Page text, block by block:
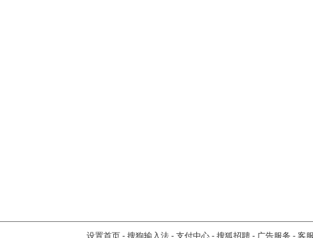
设置首页 - 搜狗输入法 - 支付中心 - 搜狐招聘 - 广告服务 - 客